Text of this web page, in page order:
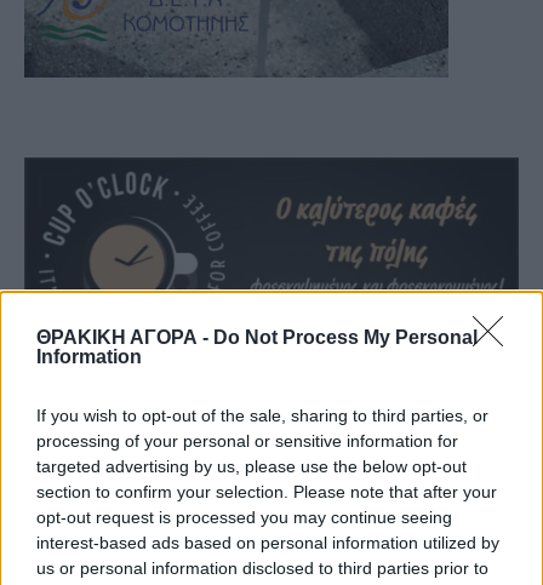
ΘΡΑΚΙΚΗ ΑΓΟΡΑ - Do Not Process My Personal
Information
If you wish to opt-out of the sale, sharing to third parties, or
processing of your personal or sensitive information for
targeted advertising by us, please use the below opt-out
section to confirm your selection. Please note that after your
opt-out request is processed you may continue seeing
interest-based ads based on personal information utilized by
us or personal information disclosed to third parties prior to